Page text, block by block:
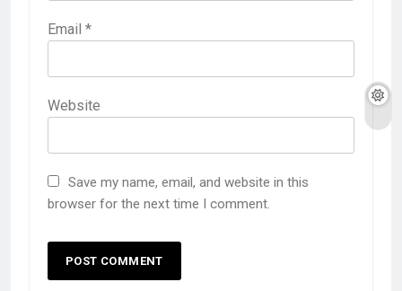
Email *
Website
Save my name, email, and website in this
browser for the next time I comment.